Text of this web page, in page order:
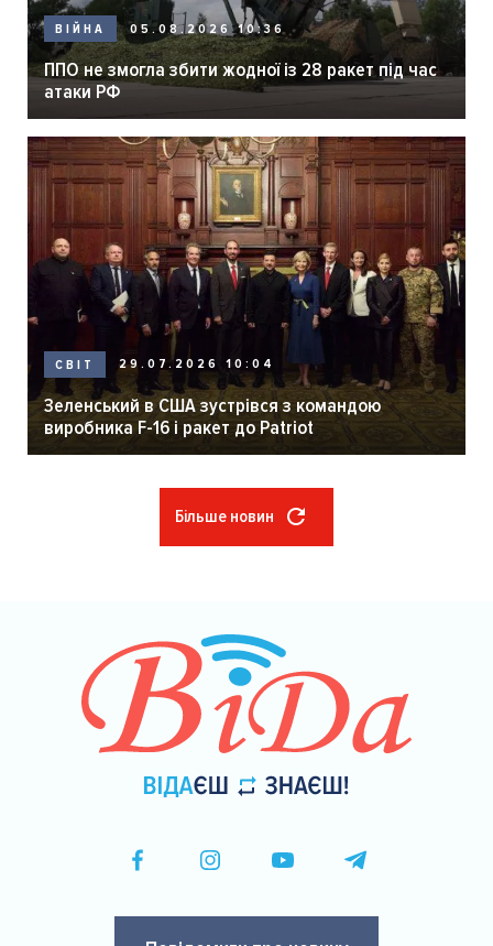
ВІЙНА 05.08.2026 10:36
ППО не змогла збити жодної із 28 ракет під час
атаки РФ
СВІТ 29.07.2026 10:04
Зеленський в США зустрівся з командою
виробника F-16 і ракет до Patriot
Більше новин